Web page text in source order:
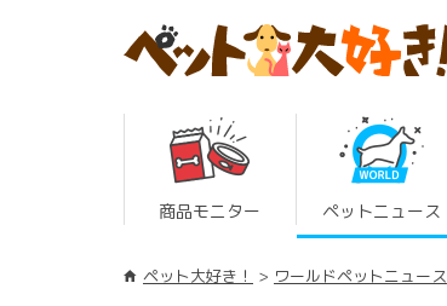
商品モニター ペットニュース
ペット大好き！ ワールドペットニュース